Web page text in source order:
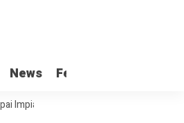
News Feature
Ridwan Bae: PT SCM dan